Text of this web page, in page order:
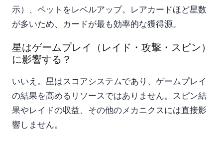
示）、ペットをレベルアップ。レアカードほど星数
が多いため、カードが最も効率的な獲得源。
星はゲームプレイ（レイド・攻撃・スピン）
に影響する？
いいえ。星はスコアシステムであり、ゲームプレイ
の結果を高めるリソースではありません。スピン結
果やレイドの収益、その他のメカニクスには直接影
響しません。